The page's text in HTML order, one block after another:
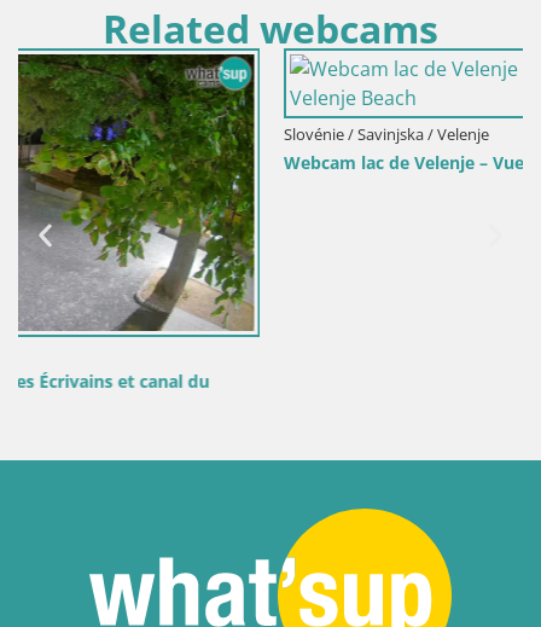
Related webcams
Slovénie / Savinjska / Velenje
Webcam lac de Velenje – Vue en direct depuis Velenje Beach